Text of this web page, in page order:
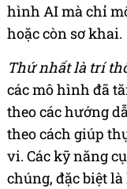
hình AI mà chỉ
hoặc còn sơ khai.
Thứ nhất là trí
các mô hình đã
theo các hướng
theo cách giúp
vi. Các kỹ năng
chúng, đặc biệt